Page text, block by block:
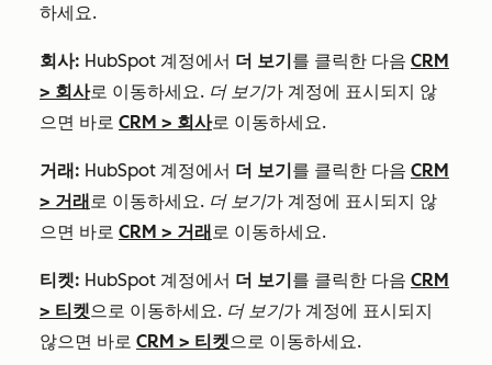
하세요.
회사: HubSpot 계정에서 더 보기를 클릭한 다음 CRM
> 회사로 이동하세요. 더 보기가 계정에 표시되지 않
으면 바로 CRM > 회사로 이동하세요.
거래: HubSpot 계정에서 더 보기를 클릭한 다음 CRM
> 거래로 이동하세요. 더 보기가 계정에 표시되지 않
으면 바로 CRM > 거래로 이동하세요.
티켓: HubSpot 계정에서 더 보기를 클릭한 다음 CRM
> 티켓으로 이동하세요. 더 보기가 계정에 표시되지
않으면 바로 CRM > 티켓으로 이동하세요.